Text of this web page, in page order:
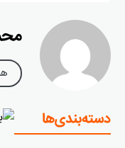
دسته‌بندی‌ها